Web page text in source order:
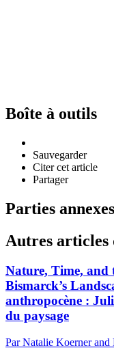
Boîte à outils
Sauvegarder
Citer cet article
Partager
Parties annexes
Autres articles
Nature, Time, and
Bismarck’s
anthropocène :
du paysage
Par Natalie Koerner and